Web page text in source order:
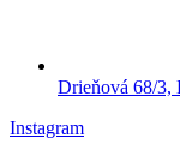
Drieňová 68/3,
Instagram